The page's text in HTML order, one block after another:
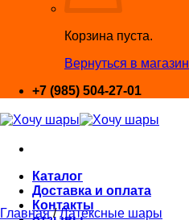
Корзина пуста.
Вернуться в магазин
+7 (985) 504-27-01
Каталог
Доставка и оплата
Контакты
Главная / Латексные шары